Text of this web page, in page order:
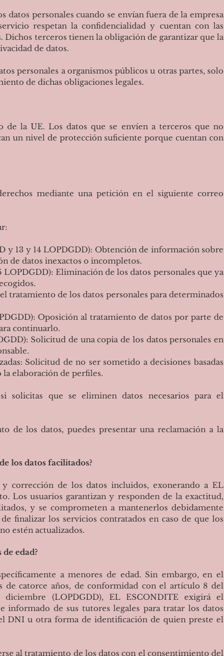
personales cuando se envían fuera de la empresa
respetan la confidencialidad y cuentan con las
Dichos terceros tienen la obligación de garantizar que la
de datos.
personales a organismos públicos u otras partes, solo
de dichas obligaciones legales.
de la UE. Los datos que se envíen a terceros que no
un nivel de protección suficiente porque cuentan con
mediante una petición en el siguiente correo
y 13 y 14 LOPDGDD): Obtención de información sobre
de datos inexactos o incompletos.
Eliminación de los datos personales que ya
de los datos personales para determinados
Oposición al tratamiento de datos por parte de
continuarlo.
Solicitud de una copia de los datos personales en
Solicitud de no ser sometido a decisiones basadas
elaboración de perfiles.
solicitas que se eliminen datos necesarios para el
de los datos, puedes presentar una reclamación a la
los datos facilitados?
corrección de los datos incluidos, exonerando a EL
Los usuarios garantizan y responden de la exactitud,
y se comprometen a mantenerlos debidamente
finalizar los servicios contratados en caso de que los
estén actualizados.
edad?
a menores de edad. Sin embargo, en el
de catorce años, de conformidad con el artículo 8 del
(LOPDGDD), EL ESCONDITE exigirá el
de sus tutores legales para tratar los datos
DNI u otra forma de identificación de quien preste el
al tratamiento de los datos con el consentimiento del